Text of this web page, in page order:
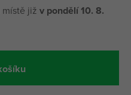
již v pondělí 10. 8.